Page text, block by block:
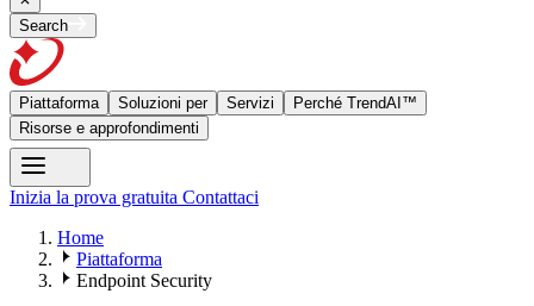
Search
Piattaforma Soluzioni per Servizi
Perché TrendAI™
Risorse e approfondimenti
Inizia la prova gratuita Contattaci
Home
Piattaforma
Endpoint Security